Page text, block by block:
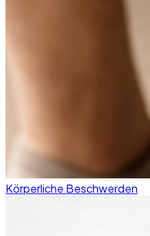
Körperliche Beschwerden